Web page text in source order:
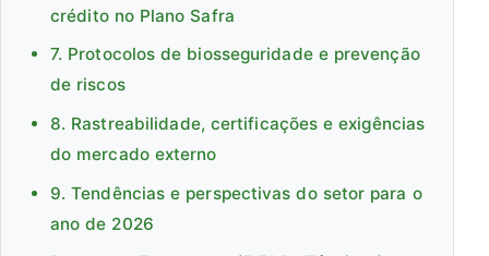
crédito no Plano Safra
7. Protocolos de biosseguridade e prevenção
de riscos
8. Rastreabilidade, certificações e exigências
do mercado externo
9. Tendências e perspectivas do setor para o
ano de 2026